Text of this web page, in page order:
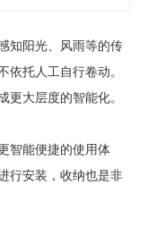
知阳光、风雨等的传
依托人工自行卷动。
更大层度的智能化。
智能便捷的使用体
行安装，收纳也是非